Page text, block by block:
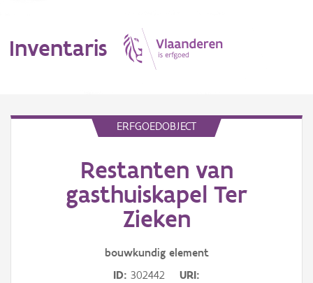
Inventaris
Aanduidingsobject
ERFGOEDOBJECT
Restanten van
gasthuiskapel Ter
Zieken
bouwkundig element
ID 302442
URI